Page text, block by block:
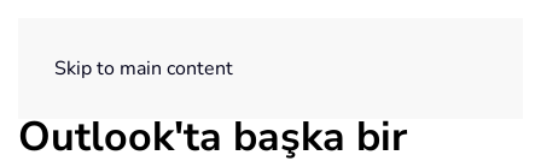
Skip to main content
Outlook'ta başka bir